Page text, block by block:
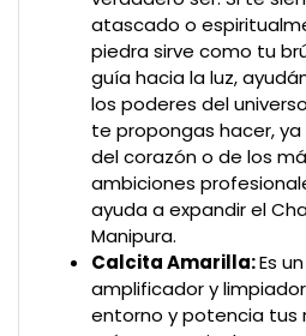
atascado o
piedra sirve como tu
guía hacia la luz,
los poderes del
te propongas hacer,
del corazón o de los
ambiciones
ayuda a expandir el
Manipura.
Calcita Amarilla:Es
amplificador y
entorno y potencia tus